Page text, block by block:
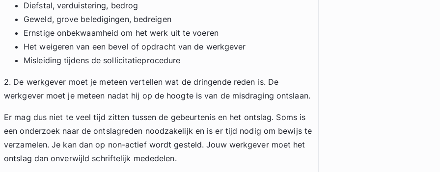
Diefstal, verduistering, bedrog
Geweld, grove beledigingen, bedreigen
Ernstige onbekwaamheid om het werk uit te voeren
Het weigeren van een bevel of opdracht van de werkgever
Misleiding tijdens de sollicitatieprocedure
2. De werkgever moet je meteen vertellen wat de dringende reden is. De
werkgever moet je meteen nadat hij op de hoogte is van de misdraging ontslaan.
Er mag dus niet te veel tijd zitten tussen de gebeurtenis en het ontslag. Soms is
een onderzoek naar de ontslagreden noodzakelijk en is er tijd nodig om bewijs te
verzamelen. Je kan dan op non-actief wordt gesteld. Jouw werkgever moet het
ontslag dan onverwijld schriftelijk mededelen.